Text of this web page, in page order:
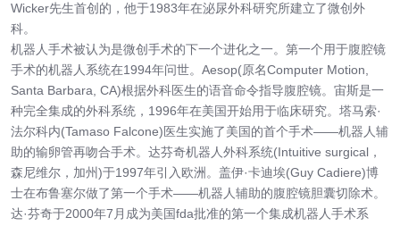
Wicker先生首创的，他于1983年在泌尿外科研究所建立了微创外
科。
机器人手术被认为是微创手术的下一个进化之一。第一个用于腹腔镜
手术的机器人系统在1994年问世。Aesop(原名Computer Motion,
Santa Barbara, CA)根据外科医生的语音命令指导腹腔镜。宙斯是一
种完全集成的外科系统，1996年在美国开始用于临床研究。塔马索·
法尔科内(Tamaso Falcone)医生实施了美国的首个手术——机器人辅
助的输卵管再吻合手术。达芬奇机器人外科系统(Intuitive surgical，
森尼维尔，加州)于1997年引入欧洲。盖伊·卡迪埃(Guy Cadiere)博
士在布鲁塞尔做了第一个手术——机器人辅助的腹腔镜胆囊切除术。
达·芬奇于2000年7月成为美国fda批准的第一个集成机器人手术系